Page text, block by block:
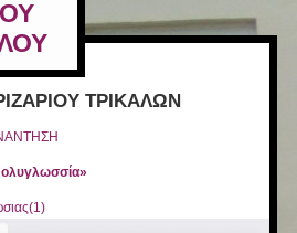
ΤΡΙΚΑΛΩΝ